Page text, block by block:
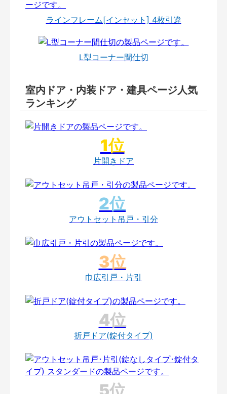
ラインフレーム[インセット] 4枚引違
L型コーナー間仕切
室内ドア・内装ドア・建具ページ人気
ランキング
片開きドア
アウトセット吊戸・引分
巾広引戸・片引
折戸ドア(錠付タイプ)